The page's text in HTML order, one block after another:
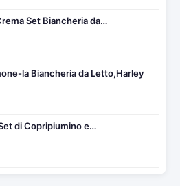
Set Biancheria da…
la Biancheria da Letto,Harley
di Copripiumino e…